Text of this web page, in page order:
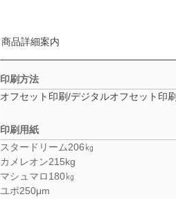
商品詳細案内
印刷方法
オフセット印刷/デジタルオフセット
印刷用紙
スタードリーム206㎏
カメレオン215kg
マシュマロ180㎏
ユポ250μm